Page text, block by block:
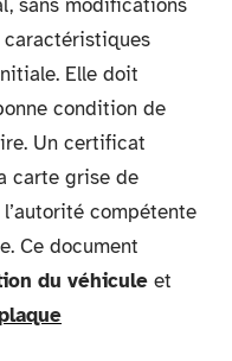
caractéristiques
Elle doit
condition de
Un certificat
carte grise de
compétente
Ce document
du véhicule et